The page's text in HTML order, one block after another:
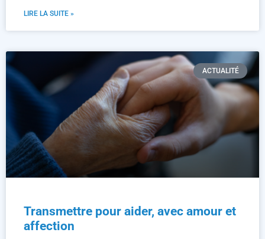
LIRE LA SUITE »
ACTUALITÉ
Transmettre pour aider, avec amour et
affection